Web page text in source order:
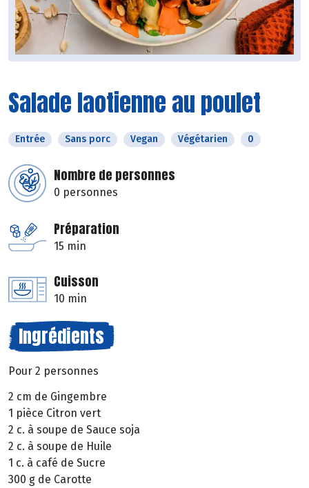
Salade laotienne au poulet
Entrée Sans porc Vegan Végétarien 0
Nombre de personnes
0 personnes
Préparation
15 min
Cuisson
10 min
Ingrédients
Pour 2 personnes
2 cm de Gingembre
1 pièce Citron vert
2 c. à soupe de Sauce soja
2 c. à soupe de Huile
1 c. à café de Sucre
300 g de Carotte